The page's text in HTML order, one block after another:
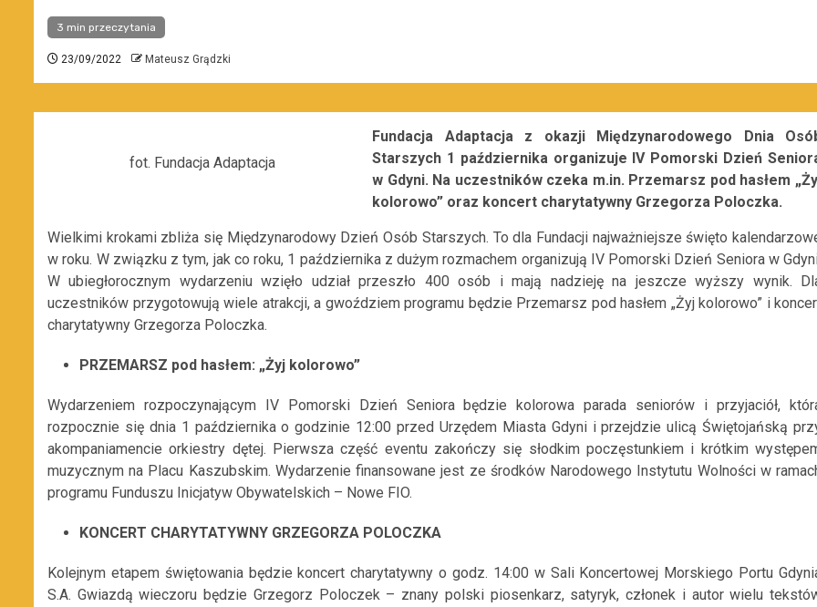
3 min przeczytania
23/09/2022 Mateusz Grądzki
fot. Fundacja Adaptacja
Fundacja Adaptacja z okazji Międzynarodowego Dnia
Starszych 1 października organizuje IV Pomorski Dzień
w Gdyni. Na uczestników czeka m.in. Przemarsz pod hasłem
kolorowo” oraz koncert charytatywny Grzegorza Poloczka.
Wielkimi krokami zbliża się Międzynarodowy Dzień Osób Starszych. To dla Fundacji najważniejsze święto
w roku. W związku z tym, jak co roku, 1 października z dużym rozmachem organizują IV Pomorski Dzień Seniora w
W ubiegłorocznym wydarzeniu wzięło udział przeszło 400 osób i mają nadzieję na jeszcze wyższy wynik.
uczestników przygotowują wiele atrakcji, a gwoździem programu będzie Przemarsz pod hasłem „Żyj kolorowo” i
charytatywny Grzegorza Poloczka.
PRZEMARSZ pod hasłem: „Żyj kolorowo”
Wydarzeniem rozpoczynającym IV Pomorski Dzień Seniora będzie kolorowa parada seniorów i przyjaciół,
rozpocznie się dnia 1 października o godzinie 12:00 przed Urzędem Miasta Gdyni i przejdzie ulicą Świętojańską
akompaniamencie orkiestry dętej. Pierwsza część eventu zakończy się słodkim poczęstunkiem i krótkim
muzycznym na Placu Kaszubskim. Wydarzenie finansowane jest ze środków Narodowego Instytutu Wolności w
programu Funduszu Inicjatyw Obywatelskich – Nowe FIO.
KONCERT CHARYTATYWNY GRZEGORZA POLOCZKA
Kolejnym etapem świętowania będzie koncert charytatywny o godz. 14:00 w Sali Koncertowej Morskiego Portu
S.A. Gwiazdą wieczoru będzie Grzegorz Poloczek – znany polski piosenkarz, satyryk, członek i autor wielu